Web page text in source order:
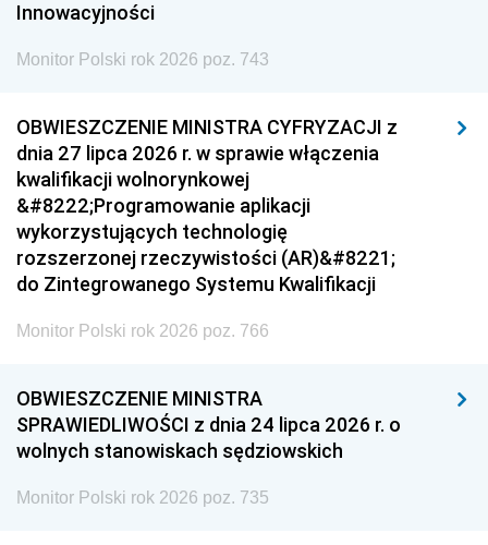
Innowacyjności
Monitor Polski rok 2026 poz. 743
OBWIESZCZENIE MINISTRA CYFRYZACJI z
dnia 27 lipca 2026 r. w sprawie włączenia
kwalifikacji wolnorynkowej
&#8222;Programowanie aplikacji
wykorzystujących technologię
rozszerzonej rzeczywistości (AR)&#8221;
do Zintegrowanego Systemu Kwalifikacji
Monitor Polski rok 2026 poz. 766
OBWIESZCZENIE MINISTRA
SPRAWIEDLIWOŚCI z dnia 24 lipca 2026 r. o
wolnych stanowiskach sędziowskich
Monitor Polski rok 2026 poz. 735